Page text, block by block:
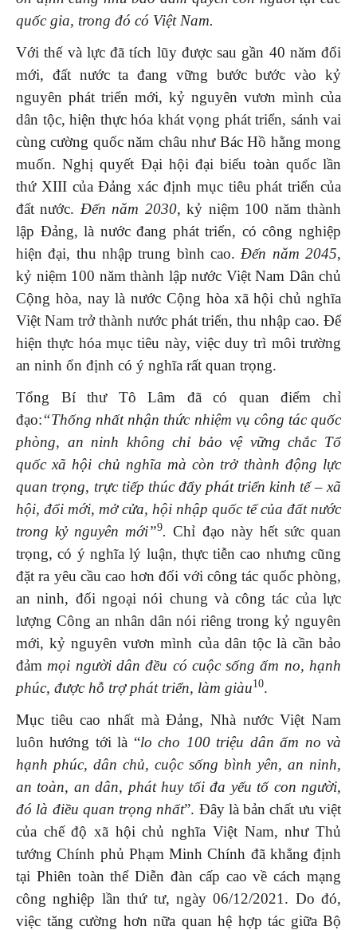
quốc gia, trong đó có Việt Nam.
Với thế và lực đã tích lũy được sau gần 40 năm đổi
mới, đất nước ta đang vững bước bước vào kỷ
nguyên phát triển mới, kỷ nguyên vươn mình của
dân tộc, hiện thực hóa khát vọng phát triển, sánh vai
cùng cường quốc năm châu như Bác Hồ hằng mong
muốn. Nghị quyết Đại hội đại biểu toàn quốc lần
thứ XIII của Đảng xác định mục tiêu phát triển của
đất nước. Đến năm 2030, kỷ niệm 100 năm thành
lập Đảng, là nước đang phát triển, có công nghiệp
hiện đại, thu nhập trung bình cao.Đến năm 2045,
kỷ niệm 100 năm thành lập nước Việt Nam Dân chủ
Cộng hòa, nay là nước Cộng hòa xã hội chủ nghĩa
Việt Nam trở thành nước phát triển, thu nhập cao. Để
hiện thực hóa mục tiêu này, việc duy trì môi trường
an ninh ổn định có ý nghĩa rất quan trọng.
Tổng Bí thư Tô Lâm đã có quan điểm chỉ
đạo:“Thống nhất nhận thức nhiệm vụ công tác quốc
phòng, an ninh không chỉ bảo vệ vững chắc Tổ
quốc xã hội chủ nghĩa mà còn trở thành động lực
quan trọng, trực tiếp thúc đẩy phát triển kinh tế – xã
hội, đổi mới, mở cửa, hội nhập quốc tế của đất nước
trong kỷ nguyên mới”9. Chỉ đạo này hết sức quan
trọng, có ý nghĩa lý luận, thực tiễn cao nhưng cũng
đặt ra yêu cầu cao hơn đối với công tác quốc phòng,
an ninh, đối ngoại nói chung và công tác của lực
lượng Công an nhân dân nói riêng trong kỷ nguyên
mới, kỷ nguyên vươn mình của dân tộc là cần bảo
đảm mọi người dân đều có cuộc sống ấm no, hạnh
phúc, được hỗ trợ phát triển, làm giàu10.
Mục tiêu cao nhất mà Đảng, Nhà nước Việt Nam
luôn hướng tới là “lo cho 100 triệu dân ấm no và
hạnh phúc, dân chủ, cuộc sống bình yên, an ninh,
an toàn, an dân, phát huy tối đa yếu tố con người,
đó là điều quan trọng nhất”. Đây là bản chất ưu việt
của chế độ xã hội chủ nghĩa Việt Nam, như Thủ
tướng Chính phủ Phạm Minh Chính đã khẳng định
tại Phiên toàn thể Diễn đàn cấp cao về cách mạng
công nghiệp lần thứ tư, ngày 06/12/2021. Do đó,
việc tăng cường hơn nữa quan hệ hợp tác giữa Bộ